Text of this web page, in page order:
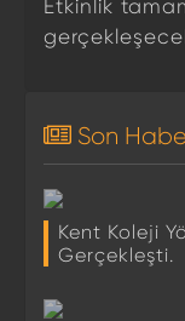
Etkinlik
Son
Kent Koleji
Gerçekleşti.